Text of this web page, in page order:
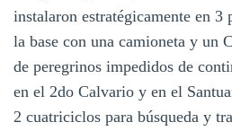
instalaron estratégicamente en 3
la base con una camioneta y un
de peregrinos impedidos de
en el 2do Calvario y en el
2 cuatriciclos para búsqueda y